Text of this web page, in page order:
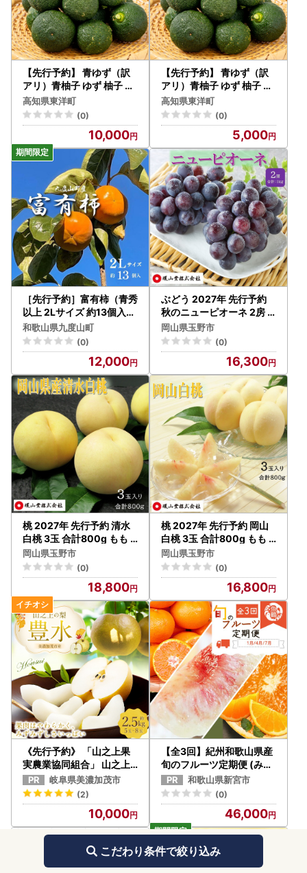
【先行予約】 青ゆず（訳
アリ）青柚子 ゆず 柚子 訳
あり 2.5kg（20～40玉）
高知県東洋町
(0)
10,000
【先行予約】 青ゆず（訳
アリ）青柚子 ゆず 柚子 訳
あり 1kg（10～20玉）
高知県東洋町
(0)
5,000
［先行予約］富有柿（青秀
以上 2Lサイズ 約13個入り
）［2026年11月下旬より
順次発送］
和歌山県九度山町
(0)
12,000
ぶどう 2027年 先行予約
秋のニューピオーネ 2房
合計1.0kg ブドウ 葡萄 岡
山県産 国産 フルーツ 果物
ギフト 環山堂
岡山県玉野市
(0)
16,300
桃 2027年 先行予約 清水
白桃 3玉 合計800g もも
モモ 岡山県産 国産 フルー
ツ 果物 ギフト 環山堂
岡山県玉野市
(0)
18,800
桃 2027年 先行予約 岡山
白桃 3玉 合計800g もも
モモ 岡山県産 国産 フルー
ツ 果物 ギフト 環山堂
岡山県玉野市
(0)
16,800
《先行予約》 「山之上果
実農業協同組合」 山之上
の梨 豊水 1箱 約 2.5kg （
5-8玉 ） 【2026年9月上
旬-9月下旬 発送予定】
岐阜県美濃加茂市
(2)
10,000
【全3回】紀州和歌山県産
旬のフルーツ定期便 (みか
ん・清見オレンジ・桃)【t
kb381】
和歌山県新宮市
(0)
46,000
こだわり条件で絞り込み